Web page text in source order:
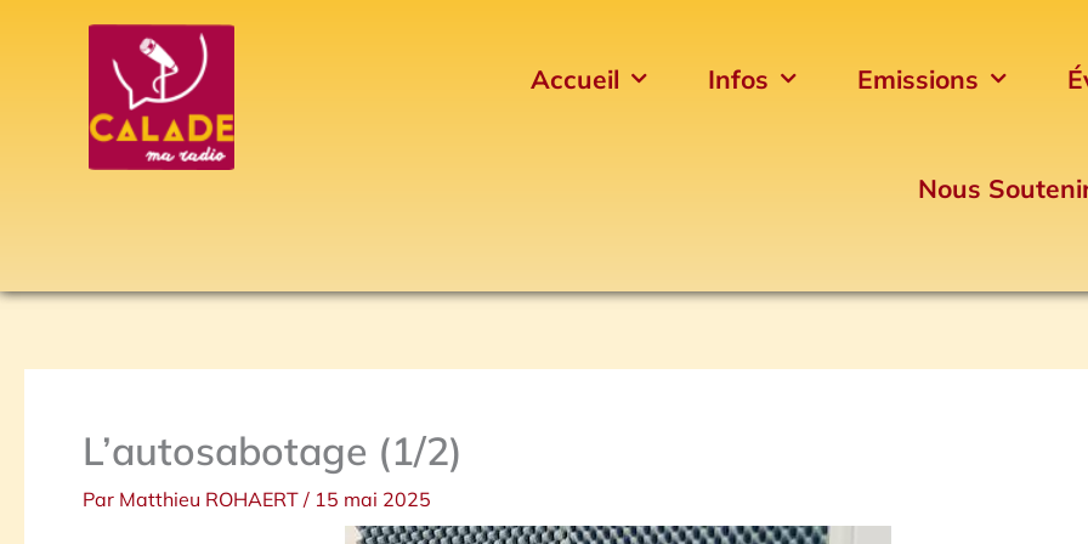
Accueil Infos Emissions
Nous
L’autosabotage (1/2)
Par Matthieu ROHAERT / 15 mai 2025